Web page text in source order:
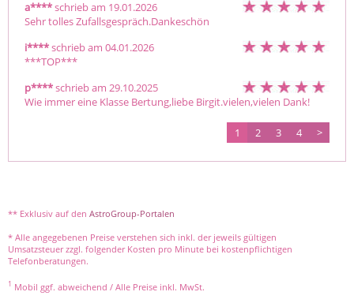
a****schrieb am 19.01.2026
Sehr tolles Zufallsgespräch.Dankeschön
i****schrieb am 04.01.2026
***TOP***
p****schrieb am 29.10.2025
Wie immer eine Klasse Bertung,liebe Birgit.vielen,vielen Dank!
1 2 3 4 >
** Exklusiv auf den AstroGroup-Portalen
* Alle angegebenen Preise verstehen sich inkl. der jeweils gültigen
Umsatzsteuer zzgl. folgender Kosten pro Minute bei kostenpflichtigen
Telefonberatungen.
1 Mobil ggf. abweichend / Alle Preise inkl. MwSt.